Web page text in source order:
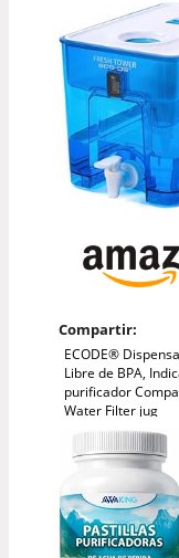
Compartir:
ECODE®
Libre de BPA,
purificador
Water Filter jug